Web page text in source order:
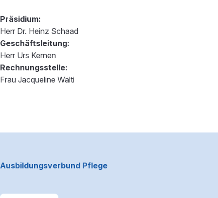
Präsidium:
Herr Dr. Heinz Schaad
Geschäftsleitung:
Herr Urs Kernen
Rechnungsstelle:
Frau Jacqueline Wälti
Ausbildungsverbund Pflege